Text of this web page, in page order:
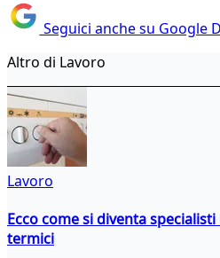
Seguici anche su Google
Altro di Lavoro
Lavoro
Ecco come si diventa
termici